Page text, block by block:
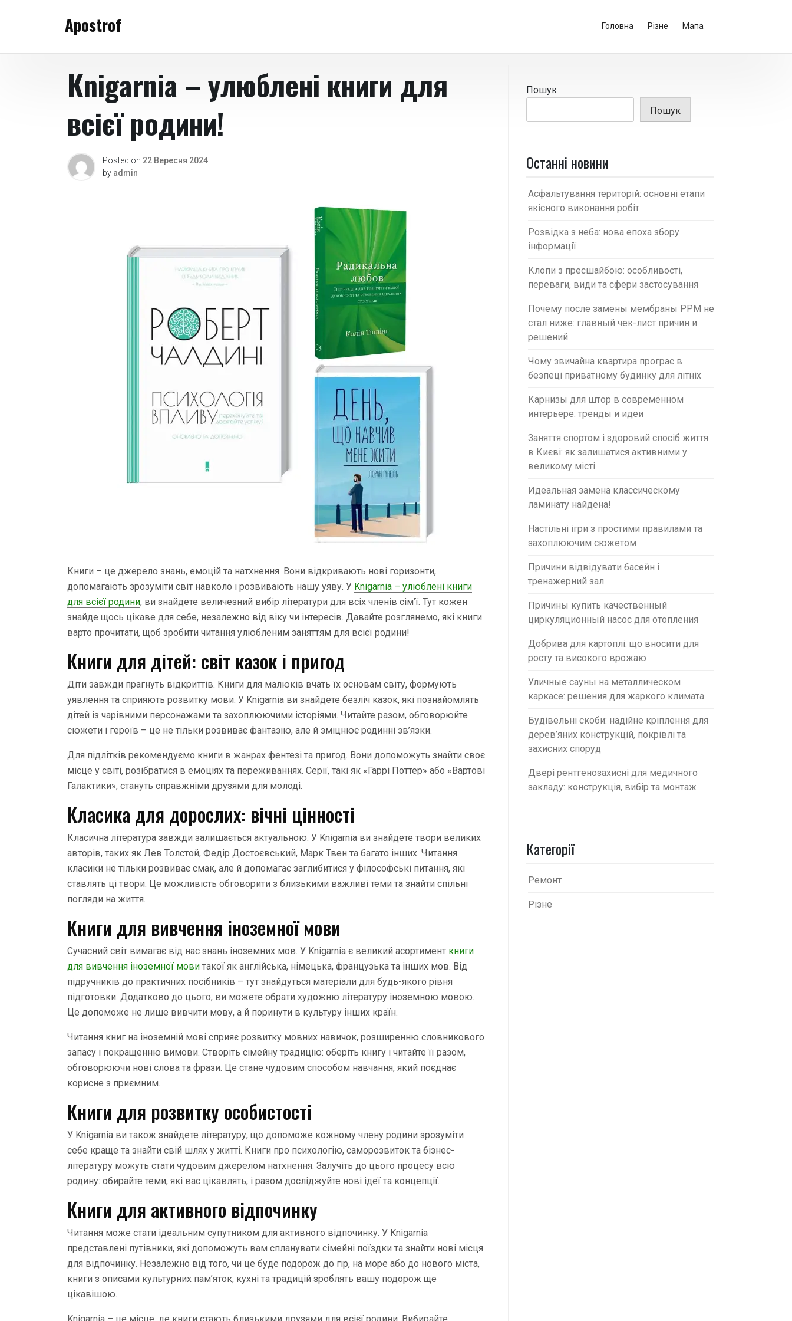
Apostrof Головна Різне Мапа
Knigarnia – улюблені книги для
всієї родини!
Posted on 22 Вересня 2024
by admin
Книги – це джерело знань, емоцій та натхнення. Вони відкривають нові горизонти,
допомагають зрозуміти світ навколо і розвивають нашу уяву. У Knigarnia – улюблені книги
для всієї родини, ви знайдете величезний вибір літератури для всіх членів сім’ї. Тут кожен
знайде щось цікаве для себе, незалежно від віку чи інтересів. Давайте розглянемо, які книги
варто прочитати, щоб зробити читання улюбленим заняттям для всієї родини!
Книги для дітей: світ казок і пригод
Діти завжди прагнуть відкриттів. Книги для малюків вчать їх основам світу, формують
уявлення та сприяють розвитку мови. У Knigarnia ви знайдете безліч казок, які познайомлять
дітей із чарівними персонажами та захоплюючими історіями. Читайте разом, обговорюйте
сюжети і героїв – це не тільки розвиває фантазію, але й зміцнює родинні зв’язки.
Для підлітків рекомендуємо книги в жанрах фентезі та пригод. Вони допоможуть знайти своє
місце у світі, розібратися в емоціях та переживаннях. Серії, такі як «Гаррі Поттер» або «Вартові
Галактики», стануть справжніми друзями для молоді.
Класика для дорослих: вічні цінності
Класична література завжди залишається актуальною. У Knigarnia ви знайдете твори великих
авторів, таких як Лев Толстой, Федір Достоєвський, Марк Твен та багато інших. Читання
класики не тільки розвиває смак, але й допомагає заглибитися у філософські питання, які
ставлять ці твори. Це можливість обговорити з близькими важливі теми та знайти спільні
погляди на життя.
Книги для вивчення іноземної мови
Сучасний світ вимагає від нас знань іноземних мов. У Knigarnia є великий асортимент книги
для вивчення іноземної мови такої як англійська, німецька, французька та інших мов. Від
підручників до практичних посібників – тут знайдуться матеріали для будь-якого рівня
підготовки. Додатково до цього, ви можете обрати художню літературу іноземною мовою.
Це допоможе не лише вивчити мову, а й поринути в культуру інших країн.
Читання книг на іноземній мові сприяє розвитку мовних навичок, розширенню словникового
запасу і покращенню вимови. Створіть сімейну традицію: оберіть книгу і читайте її разом,
обговорюючи нові слова та фрази. Це стане чудовим способом навчання, який поєднає
корисне з приємним.
Книги для розвитку особистості
У Knigarnia ви також знайдете літературу, що допоможе кожному члену родини зрозуміти
себе краще та знайти свій шлях у житті. Книги про психологію, саморозвиток та бізнес-
літературу можуть стати чудовим джерелом натхнення. Залучіть до цього процесу всю
родину: обирайте теми, які вас цікавлять, і разом досліджуйте нові ідеї та концепції.
Книги для активного відпочинку
Читання може стати ідеальним супутником для активного відпочинку. У Knigarnia
представлені путівники, які допоможуть вам спланувати сімейні поїздки та знайти нові місця
для відпочинку. Незалежно від того, чи це буде подорож до гір, на море або до нового міста,
книги з описами культурних пам’яток, кухні та традицій зроблять вашу подорож ще
цікавішою.
Пошук
Пошук
Останні новини
Асфальтування територій: основні етапи
якісного виконання робіт
Розвідка з неба: нова епоха збору
інформації
Клопи з пресшайбою: особливості,
переваги, види та сфери застосування
Почему после замены мембраны PPM не
стал ниже: главный чек-лист причин и
решений
Чому звичайна квартира програє в
безпеці приватному будинку для літніх
Карнизы для штор в современном
интерьере: тренды и идеи
Заняття спортом і здоровий спосіб життя
в Києві: як залишатися активними у
великому місті
Идеальная замена классическому
ламинату найдена!
Настільні ігри з простими правилами та
захоплюючим сюжетом
Причини відвідувати басейн і
тренажерний зал
Причины купить качественный
циркуляционный насос для отопления
Добрива для картоплі: що вносити для
росту та високого врожаю
Уличные сауны на металлическом
каркасе: решения для жаркого климата
Будівельні скоби: надійне кріплення для
дерев’яних конструкцій, покрівлі та
захисних споруд
Двері рентгенозахисні для медичного
закладу: конструкція, вибір та монтаж
Категорії
Ремонт
Різне